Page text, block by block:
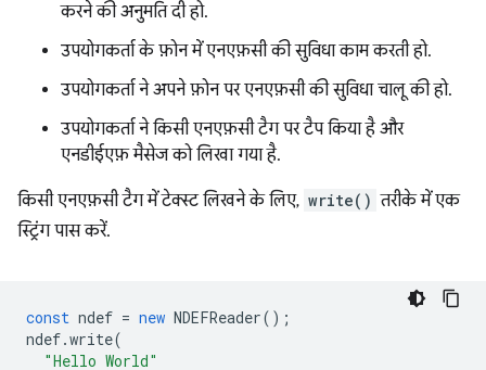
करने की अनुमति दी हो.
उपयोगकर्ता के फ़ोन में एनएफ़सी की सुविधा काम करती हो.
उपयोगकर्ता ने अपने फ़ोन पर एनएफ़सी की सुविधा चालू की हो.
उपयोगकर्ता ने किसी एनएफ़सी टैग पर टैप किया है और
एनडीईएफ़ मैसेज को लिखा गया है.
किसी एनएफ़सी टैग में टेक्स्ट लिखने के लिए, write() तरीके में एक
स्ट्रिंग पास करें.
const ndef = new NDEFReader();
ndef.write(
"Hello World"